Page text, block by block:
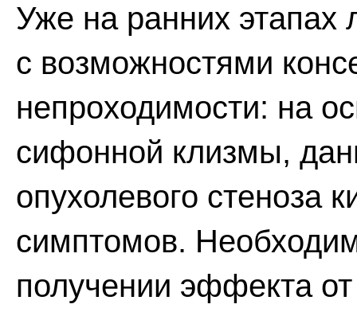
Уже на ранних этапах
с возможностями
непроходимости: на
сифонной клизмы,
опухолевого стеноза
симптомов.
получении эффекта